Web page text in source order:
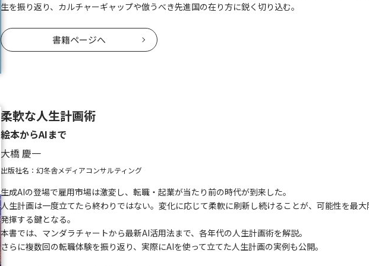
生を振り返り、カルチャーギャップや倣うべき先進国の在り方に鋭く切り込む。
書籍ページへ
柔軟な人生計画術
絵本からAIまで
大橋 慶一
出版社名：幻冬舎メディアコンサルティング
生成AIの登場で雇用市場は激変し、転職・起業が当たり前の時代が到来した。
人生計画は一度立てたら終わりではない。変化に応じて柔軟に刷新し続けることが、可能性を最大
発揮する鍵となる。
本書では、マンダラチャートから最新AI活用法まで、各年代の人生計画術を解説。
さらに複数回の転職体験を振り返り、実際にAIを使って立てた人生計画の実例も公開。